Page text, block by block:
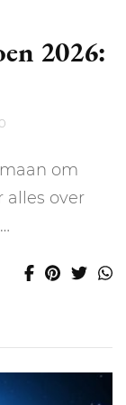
2026:
0
om
alles over